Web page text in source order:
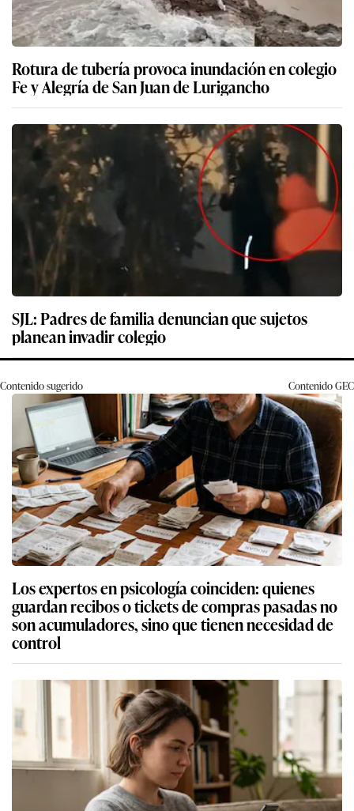
Rotura de tubería provoca inundación en colegio
Fe y Alegría de San Juan de Lurigancho
SJL: Padres de familia denuncian que sujetos
planean invadir colegio
Contenido sugerido ContenidoGEC
Los expertos en psicología coinciden: quienes
guardan recibos o tickets de compras pasadas no
son acumuladores, sino que tienen necesidad de
control